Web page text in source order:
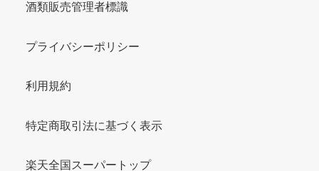
酒類販売管理者標識
プライバシーポリシー
利用規約
特定商取引法に基づく表示
楽天全国スーパートップ